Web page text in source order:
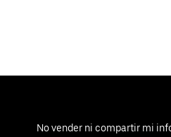
No vender ni compartir mi